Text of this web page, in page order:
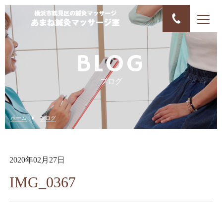
BLOG
ブログ
ホーム ブログ
2020年02月27日
IMG_0367